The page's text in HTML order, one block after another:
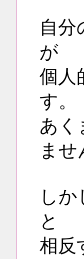
自分
が
個人
す。
あく
ませ
し
と
相反